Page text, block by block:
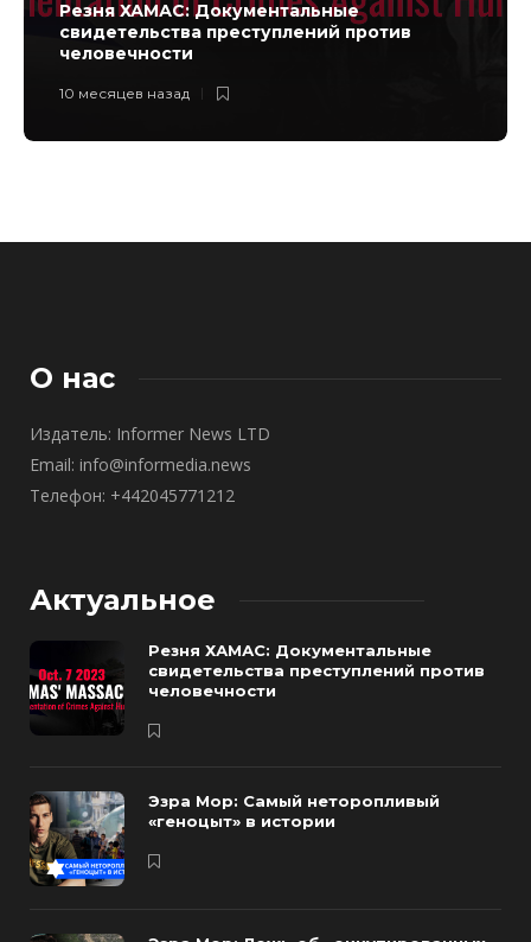
Резня ХАМАС: Документальные
свидетельства преступлений против
человечности
10 месяцев назад
О нас
Издатель: Informer News LTD
Email: info@informedia.news
Телефон: +442045771212
Актуальное
Резня ХАМАС: Документальные
свидетельства преступлений против
человечности
Эзра Мор: Самый неторопливый
«геноцыт» в истории